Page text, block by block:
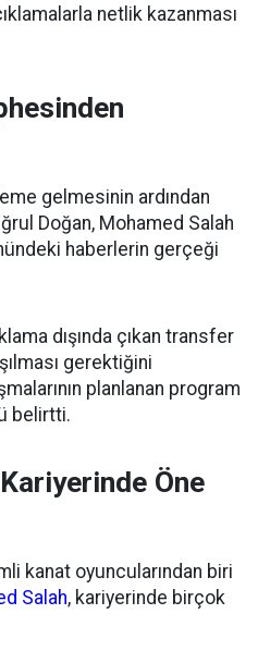
netlik kazanması
gelmesinin ardından
Doğan, Mohamed Salah
haberlerin gerçeği
dışında çıkan transfer
gerektiğini
planlanan program
belirtti.
Öne
kanat oyuncularından biri
Salah, kariyerinde birçok